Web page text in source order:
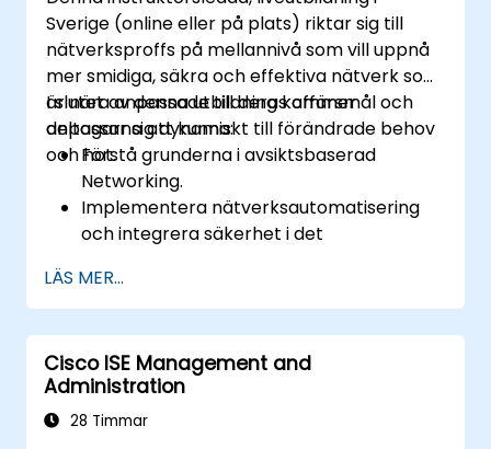
Sverige (online eller på plats) riktar sig till
nätverksproffs på mellannivå som vill uppnå
mer smidiga, säkra och effektiva nätverk som
är nära anpassade till deras affärsmål och
anpassar sig dynamiskt till förändrade behov
och hot.
I slutet av denna utbildning kommer
deltagarna att kunna:
Förstå grunderna i avsiktsbaserad
Networking.
Implementera nätverksautomatisering
och integrera säkerhet i det
Använd analyser för nätverksövervakning
och hur säkerhet kan ge insikter om
nätverksprestanda och
användarupplevelse.
Utforma och distribuera ett IBN som
uppfyller affärskrav och operativa mål.
LÄS MER...
Cisco ISE Management and
Administration
28 Timmar